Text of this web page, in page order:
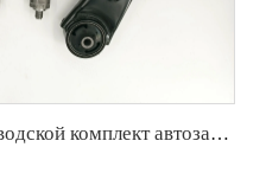
Высококачественный заводской комплект автозапчастей, аналогичный комплекту шарниров рулевых тяг и рычагов подвески для SAIC DATONG G100 ОЕ